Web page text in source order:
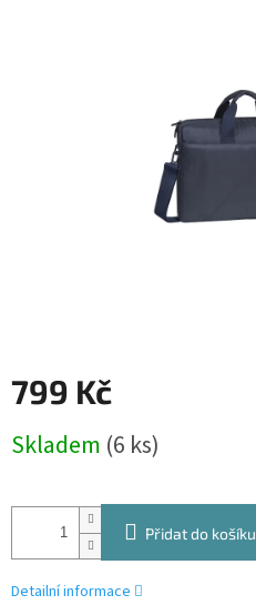
799 Kč
cena:
Skladem (6 ks)
Přidat do košíku
Detailní informace